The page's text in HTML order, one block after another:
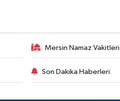
Mersin Namaz Vakitleri
Son Dakika Haberleri